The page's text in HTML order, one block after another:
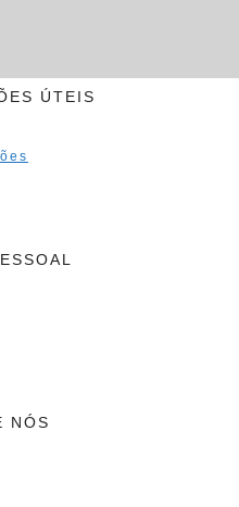
ÚTEIS
NÓS